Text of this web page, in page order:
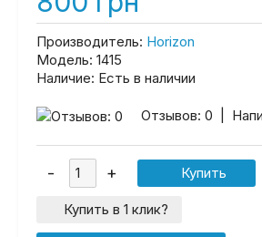
Производитель: Horizon
Модель: 1415
Наличие: Есть в наличии
Отзывов: 0
Купить в 1 клик?